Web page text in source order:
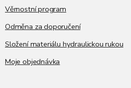
Věrnostní program
Odměna za doporučení
Složení materiálu hydraulickou rukou
Moje objednávka